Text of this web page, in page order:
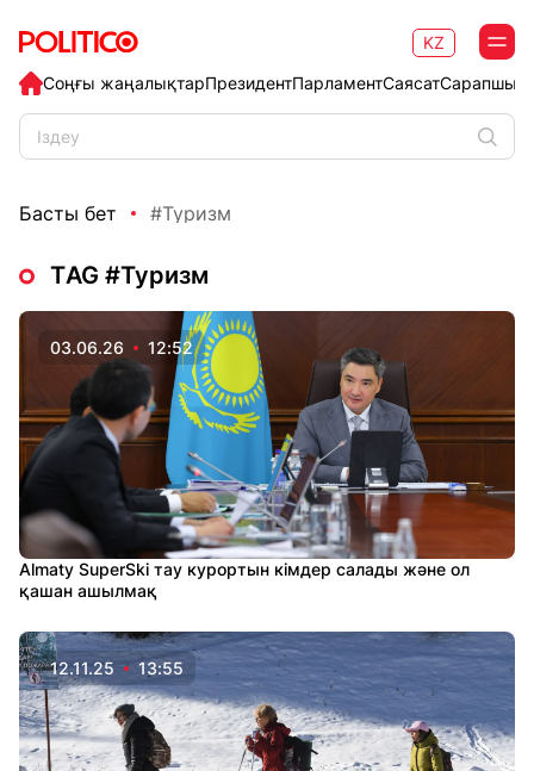
Соңғы жаңалықтарПрезидентПарламентСаясат
KZ
Басты бет #Туризм
ТAG #Туризм
03.06.26 12:52
Almaty SuperSki тау курортын кімдер салады және ол
қашан ашылмақ
12.11.25 13:55